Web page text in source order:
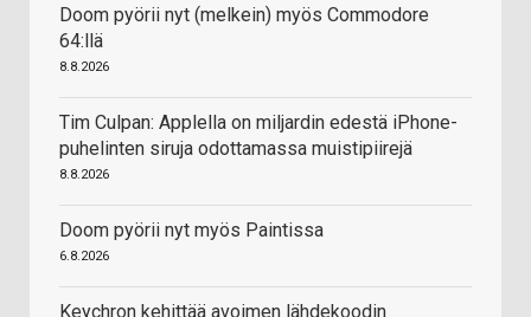
Doom pyörii nyt (melkein) myös Commodore
64:llä
8.8.2026
Tim Culpan: Applella on miljardin edestä iPhone-
puhelinten siruja odottamassa muistipiirejä
8.8.2026
Doom pyörii nyt myös Paintissa
6.8.2026
Keychron kehittää avoimen lähdekoodin